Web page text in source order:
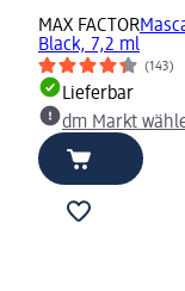
MAX FACTOR
Black, 7,2 ml
(143)
Lieferbar
dm Markt